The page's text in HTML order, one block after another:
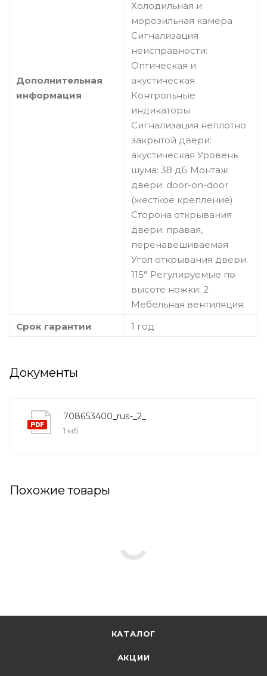
Дополнительная
информация
Холодильная и
морозильная камера
Сигнализация
неисправности:
Оптическая и
акустическая
Контрольные
индикаторы
Сигнализация неплотно
закрытой двери:
акустическая Уровень
шума: 38 дБ Монтаж
двери: door-on-door
(жесткое крепление)
Сторона открывания
двери: правая,
перенавешиваемая
Угол открывания двери:
115° Регулируемые по
высоте ножки: 2
Мебельная вентиляция
Срок гарантии
1 год
Документы
708653400_rus-_2_
1 мб
Похожие товары
КАТАЛОГ
АКЦИИ